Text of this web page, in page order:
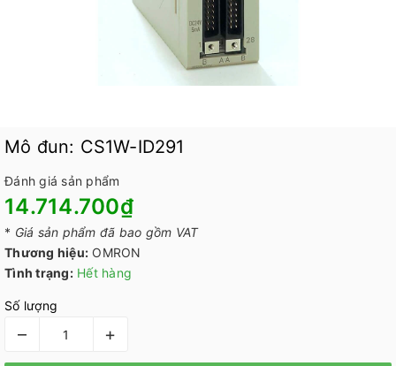
Mô đun: CS1W-ID291
Đánh giá sản phẩm
14.714.700₫
* Giá sản phẩm đã bao gồm VAT
Thương hiệu: OMRON
Tình trạng: Hết hàng
Số lượng
– +